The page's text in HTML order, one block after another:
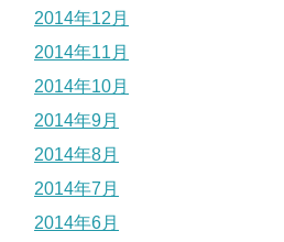
2014年12月
2014年11月
2014年10月
2014年9月
2014年8月
2014年7月
2014年6月